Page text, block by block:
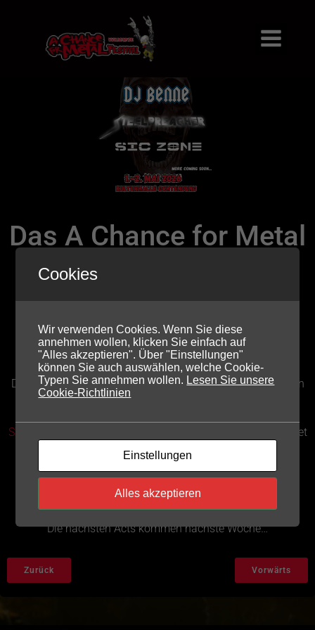
Das A Chance for Metal
2026 Line-up
Die Bandbox hat entschieden und hier haben wir die
ersten 3 von 15 Acts
Die allermeisten Votes in der Bandbox gingen nicht etwa an
eine Band sondern tatsächlich an
STEELPREACHER
ein starkes erstes Paket
1.–2. Mai 2025 | Kulturhalle Ochtendung
Tickets jetzt sichern
Die nächsten Acts kommen nächste Woche…
Zurück Vorwärts
Cookies
Wir verwenden Cookies. Wenn Sie diese
annehmen wollen, klicken Sie einfach auf
"Alles akzeptieren". Über "Einstellungen"
können Sie auch auswählen, welche Cookie-
Typen Sie annehmen wollen. Lesen Sie unsere
Cookie-Richtlinien
Einstellungen
Alles akzeptieren